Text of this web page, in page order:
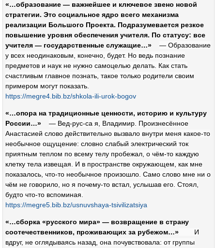
«…образование — важнейшее и ключевое звено новой
стратегии. Это социальное ядро всего механизма
реализации Большого Проекта. Подразумевается резкое
повышение уровня обеспечения учителя. По статусу: все
учителя — государственные служащие…» — Образование
у всех неодинаковым, конечно, будет. Но ведь познание
предметов и наук не нужно самоцелью делать. Как стать
счастливым главное познать, такое только родители своим
примером могут показать.
https://megre4.bib.bz/shkola-ili-urok-bogov
«…опора на традиционные ценности, историю и культуру
России…» — Вед-рус-са я, Владимир. Произнесённое
Анастасией слово действительно вызвало внутри меня какое-то
необычное ощущение: словно слабый электрический ток
приятным теплом по всему телу пробежал, о чём-то каждую
клетку тела извещая. И в пространстве окружающем, как мне
показалось, что-то необычное произошло. Само слово мне ни о
чём не говорило, но я почему-то встал, услышав его. Стоял,
будто что-то вспоминая.
https://megre5.bib.bz/usnuvshaya-tsivilizatsiya
«…сборка «русского мира» — возвращение в страну
соотечественников, проживающих за рубежом…» И
вдруг, не оглядываясь назад, она почувствовала: от группы